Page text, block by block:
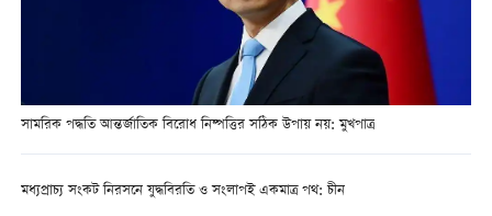
সামরিক পদ্ধতি আন্তর্জাতিক বিরোধ নিষ্পত্তির সঠিক উপায় নয়: মুখপাত্র
মধ্যপ্রাচ্য সংকট নিরসনে যুদ্ধবিরতি ও সংলাপই একমাত্র পথ: চীন